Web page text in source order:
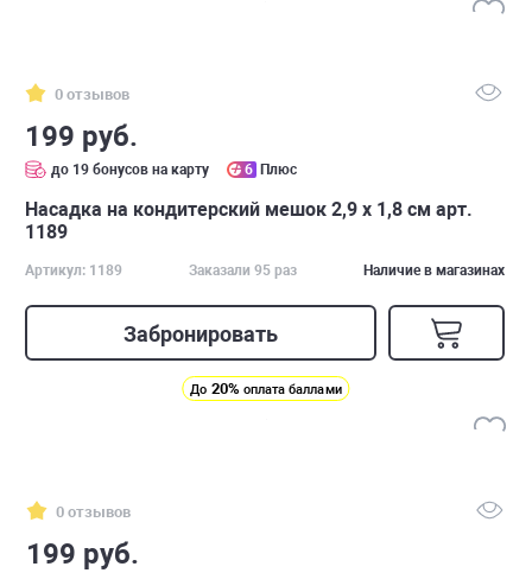
0 отзывов
199 руб.
до 19 бонусов на карту 6 Плюс
Насадка на кондитерский мешок 2,9 х 1,8 см арт.
1189
Артикул: 1189 Заказали 95 раз Наличие в магазинах
Забронировать
До 20% оплата баллами
0 отзывов
199 руб.